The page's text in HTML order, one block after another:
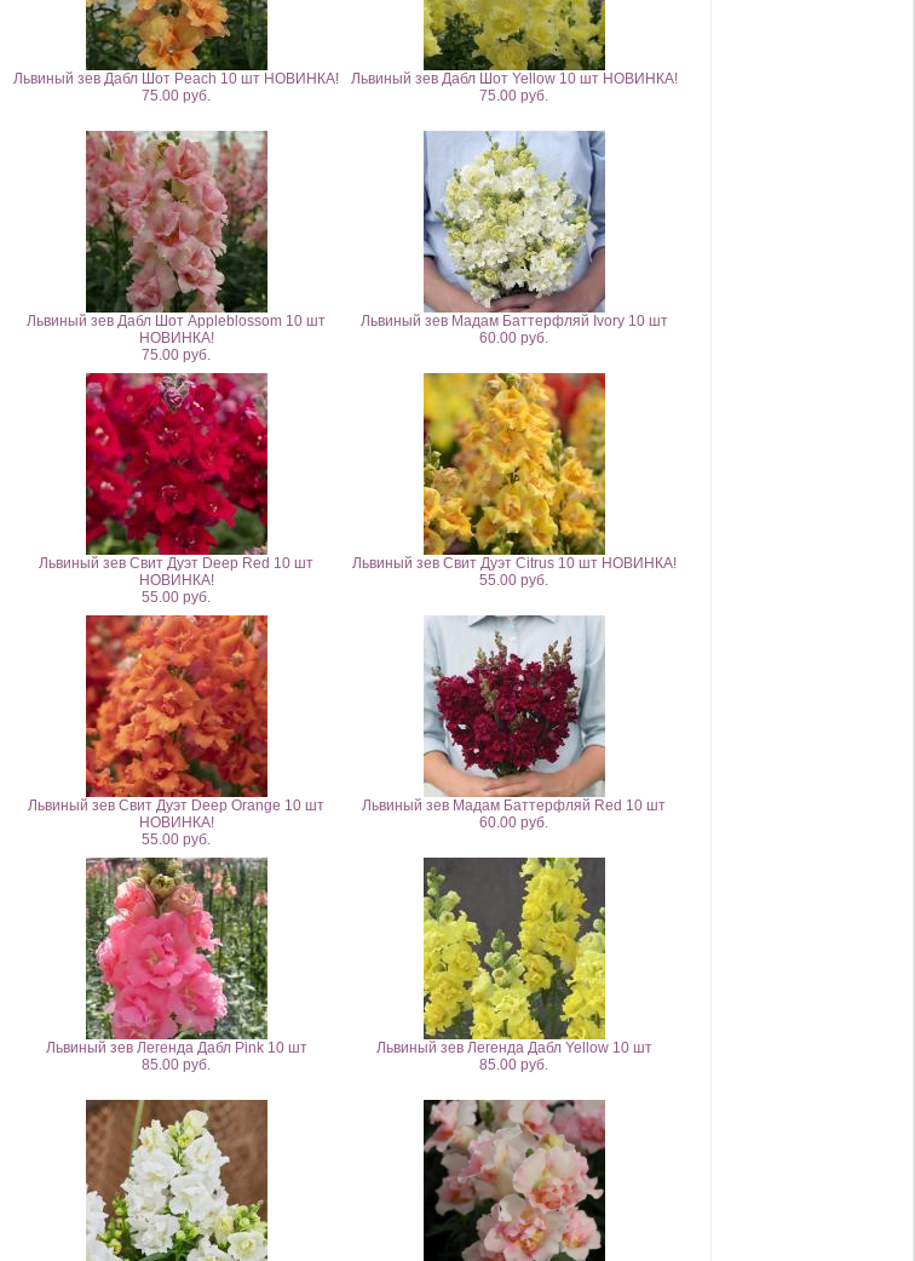
Львиный зев Дабл Шот Peach 10 шт НОВИНКА!
75.00 руб.
Львиный зев Дабл Шот Yellow 10 шт НОВИНКА!
75.00 руб.
Львиный зев Дабл Шот Appleblossom 10 шт
НОВИНКА!
75.00 руб.
Львиный зев Мадам Баттерфляй Ivory 10 шт
60.00 руб.
Львиный зев Свит Дуэт Deep Red 10 шт
НОВИНКА!
55.00 руб.
Львиный зев Свит Дуэт Citrus 10 шт НОВИНКА!
55.00 руб.
Львиный зев Свит Дуэт Deep Orange 10 шт
НОВИНКА!
55.00 руб.
Львиный зев Мадам Баттерфляй Red 10 шт
60.00 руб.
Львиный зев Легенда Дабл Pink 10 шт
85.00 руб.
Львиный зев Легенда Дабл Yellow 10 шт
85.00 руб.